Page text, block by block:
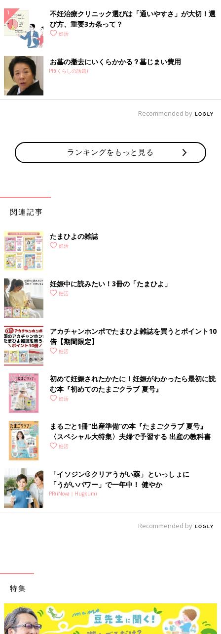
不妊治療クリニック選びは「通いやすさ」が大切！選
び方、重要3カ条って？
妊活
お墓の撤去にいくらかかる？墓じまい費用
PR(くらしの話題)
Recommended by
ランキングをもっと見る
関連記事
たまひよの雑誌
妊活
妊娠中に読みたい！3冊の「たまひよ」
妊活
アカチャンホンポでたまひよ雑誌を買うとポイント10
倍【期間限定】
妊活
初めて妊娠されたかたに！妊娠がわかったら最初に読
む本『初めてのたまごクラブ 夏号』
妊活
まるごと1冊“出産準備”の本『たまごクラブ 夏号』
〈スペシャル大特集〉夫婦で予習する 出産の教科書
妊活
「イソジン®クリアうがい薬」といっしょに
「うがいパワー」で一年中！ 健やか
PR(iNova｜Hugkum)
Recommended by
特集